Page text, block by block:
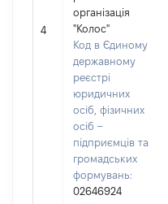
4
організація
"Колос"
Код в Єдиному
державному
реєстрі
юридичних
осіб, фізичних
осіб –
підприємців та
громадських
формувань:
02646924